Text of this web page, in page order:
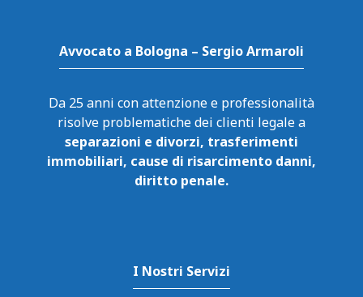
Avvocato a Bologna – Sergio Armaroli
Da 25 anni con attenzione e professionalità
separazioni e divorzi, trasferimenti
immobiliari, cause di risarcimento danni,
diritto penale.
I Nostri Servizi